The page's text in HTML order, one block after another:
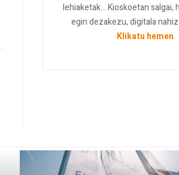
lehiaketak... Kioskoetan salgai,
egin dezakezu, digitala
Klikatu hemen.